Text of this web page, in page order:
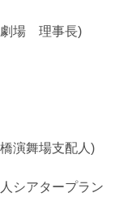
劇場 理事長)
演舞場支配人)
シアタープラン